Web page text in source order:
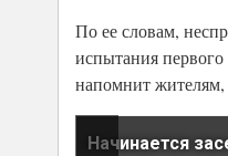
По ее словам,
испытания
напомнит жителям,
Начинается